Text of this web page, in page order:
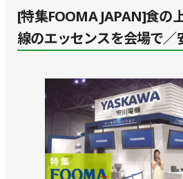
[特集FOOMA JAPAN]食の
線のエッセンスを会場で／